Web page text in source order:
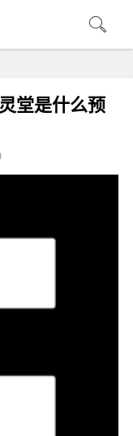
堂是什么预